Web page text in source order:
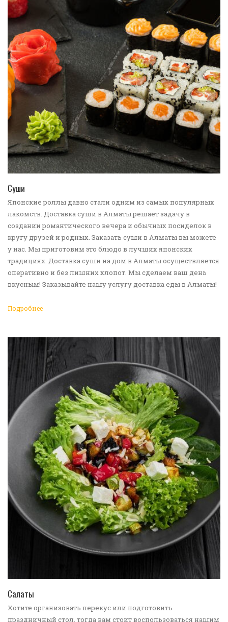
Суши
Японские роллы давно стали одним из самых популярных
лакомств. Доставка суши в Алматы решает задачу в
создании романтического вечера и обычных посиделок в
кругу друзей и родных. Заказать суши в Алматы вы можете
у нас. Мы приготовим это блюдо в лучших японских
традициях. Доставка суши на дом в Алматы осуществляется
оперативно и без лишних хлопот. Мы сделаем ваш день
вкусным! Заказывайте нашу услугу доставка еды в Алматы!
Подробнее
Салаты
Хотите организовать перекус или подготовить
праздничный стол, тогда вам стоит воспользоваться нашим